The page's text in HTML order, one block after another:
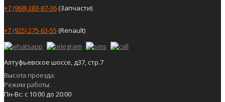
+7 (968) 383-87-36(Запчасти)
+7 (925) 275-63-55 (Renault)
Алтуфьевское шоссе, д37, стр.7
Высота проезда:
Режим работы:
Пн-Вс: с 10:00 до 20:00